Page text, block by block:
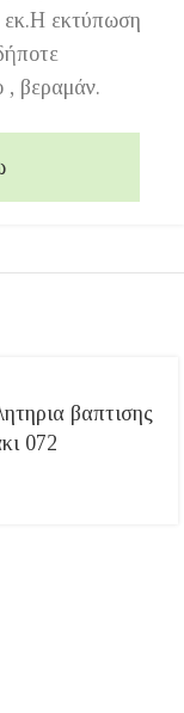
εκ.Η εκτύπωση
, βεραμάν.
βαπτισης
072